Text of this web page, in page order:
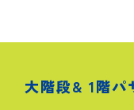
大階段& 1階パ